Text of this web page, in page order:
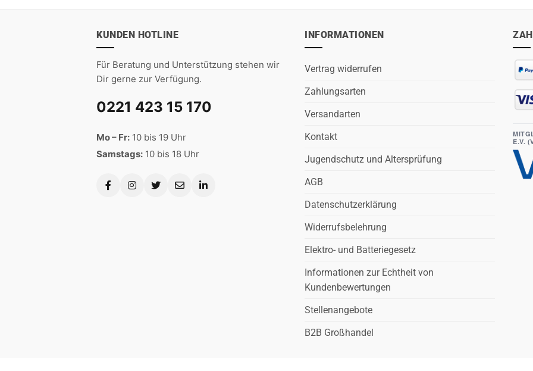
KUNDEN HOTLINE
Für Beratung und Unterstützung stehen wir
Dir gerne zur Verfügung.
0221 423 15 170
Mo – Fr: 10 bis 19 Uhr
Samstags: 10 bis 18 Uhr
INFORMATIONEN
Vertrag widerrufen
Zahlungsarten
Versandarten
Kontakt
Jugendschutz und Altersprüfung
AGB
Datenschutzerklärung
Widerrufsbelehrung
Elektro- und Batteriegesetz
Informationen zur Echtheit von
Kundenbewertungen
Stellenangebote
B2B Großhandel
E.V.